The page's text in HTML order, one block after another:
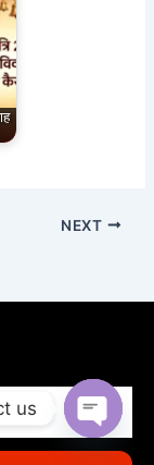
NEXT
us
Open
chaty